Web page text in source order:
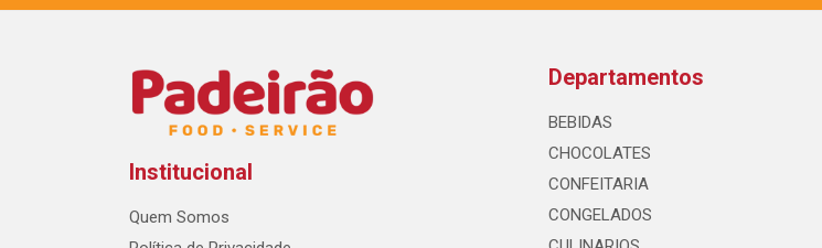
Institucional
Quem Somos
Departamentos
BEBIDAS
CHOCOLATES
CONFEITARIA
CONGELADOS